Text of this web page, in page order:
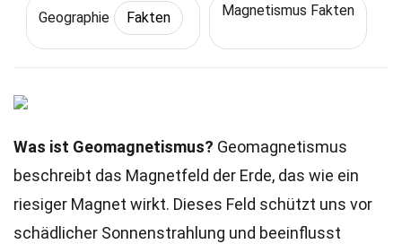
Geographie Fakten Magnetismus Fakten
Was ist Geomagnetismus? Geomagnetismus
beschreibt das Magnetfeld der Erde, das wie ein
riesiger Magnet wirkt. Dieses Feld schützt uns vor
schädlicher Sonnenstrahlung und beeinflusst